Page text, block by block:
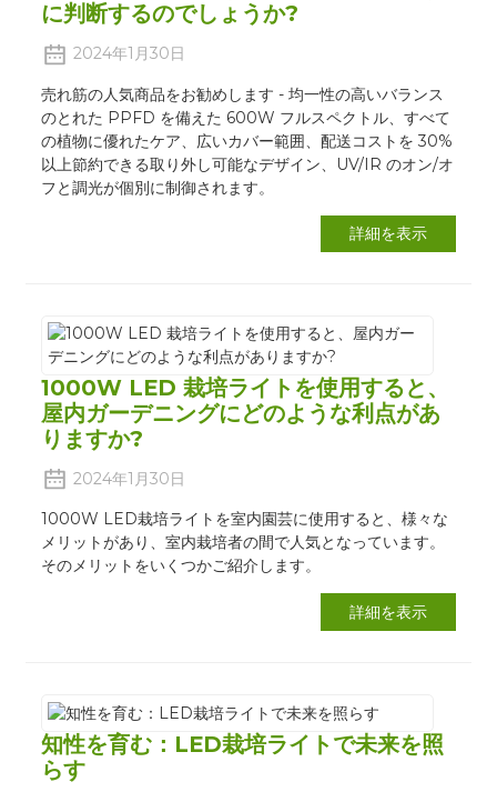
に判断するのでしょうか?
2024年1月30日
売れ筋の人気商品をお勧めします - 均一性の高いバランス
のとれた PPFD を備えた 600W フルスペクトル、すべて
の植物に優れたケア、広いカバー範囲、配送コストを 30%
以上節約できる取り外し可能なデザイン、UV/IR のオン/オ
フと調光が個別に制御されます。
詳細を表示
1000W LED 栽培ライトを使用すると、
屋内ガーデニングにどのような利点があ
りますか?
2024年1月30日
1000W LED栽培ライトを室内園芸に使用すると、様々な
メリットがあり、室内栽培者の間で人気となっています。
そのメリットをいくつかご紹介します。
詳細を表示
知性を育む：LED栽培ライトで未来を照
らす